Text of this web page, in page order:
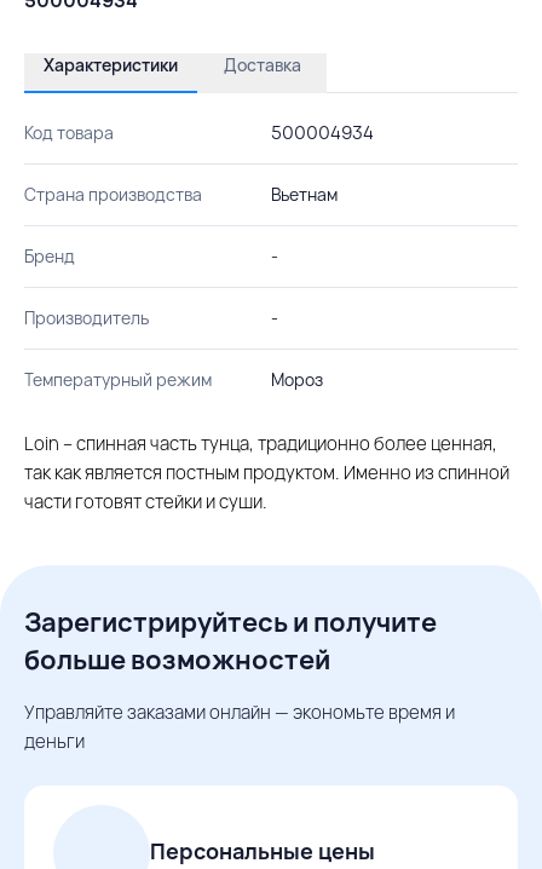
Характеристики Доставка
Код товара 500004934
Страна производства Вьетнам
Бренд -
Производитель -
Температурный режим Мороз
Loin – спинная часть тунца, традиционно более ценная,
так как является постным продуктом. Именно из спинной
части готовят стейки и суши.
Зарегистрируйтесь и получите
больше возможностей
Управляйте заказами онлайн — экономьте время и
деньги
Персональные цены